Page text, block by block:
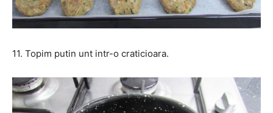
11. Topim putin unt intr-o craticioara.